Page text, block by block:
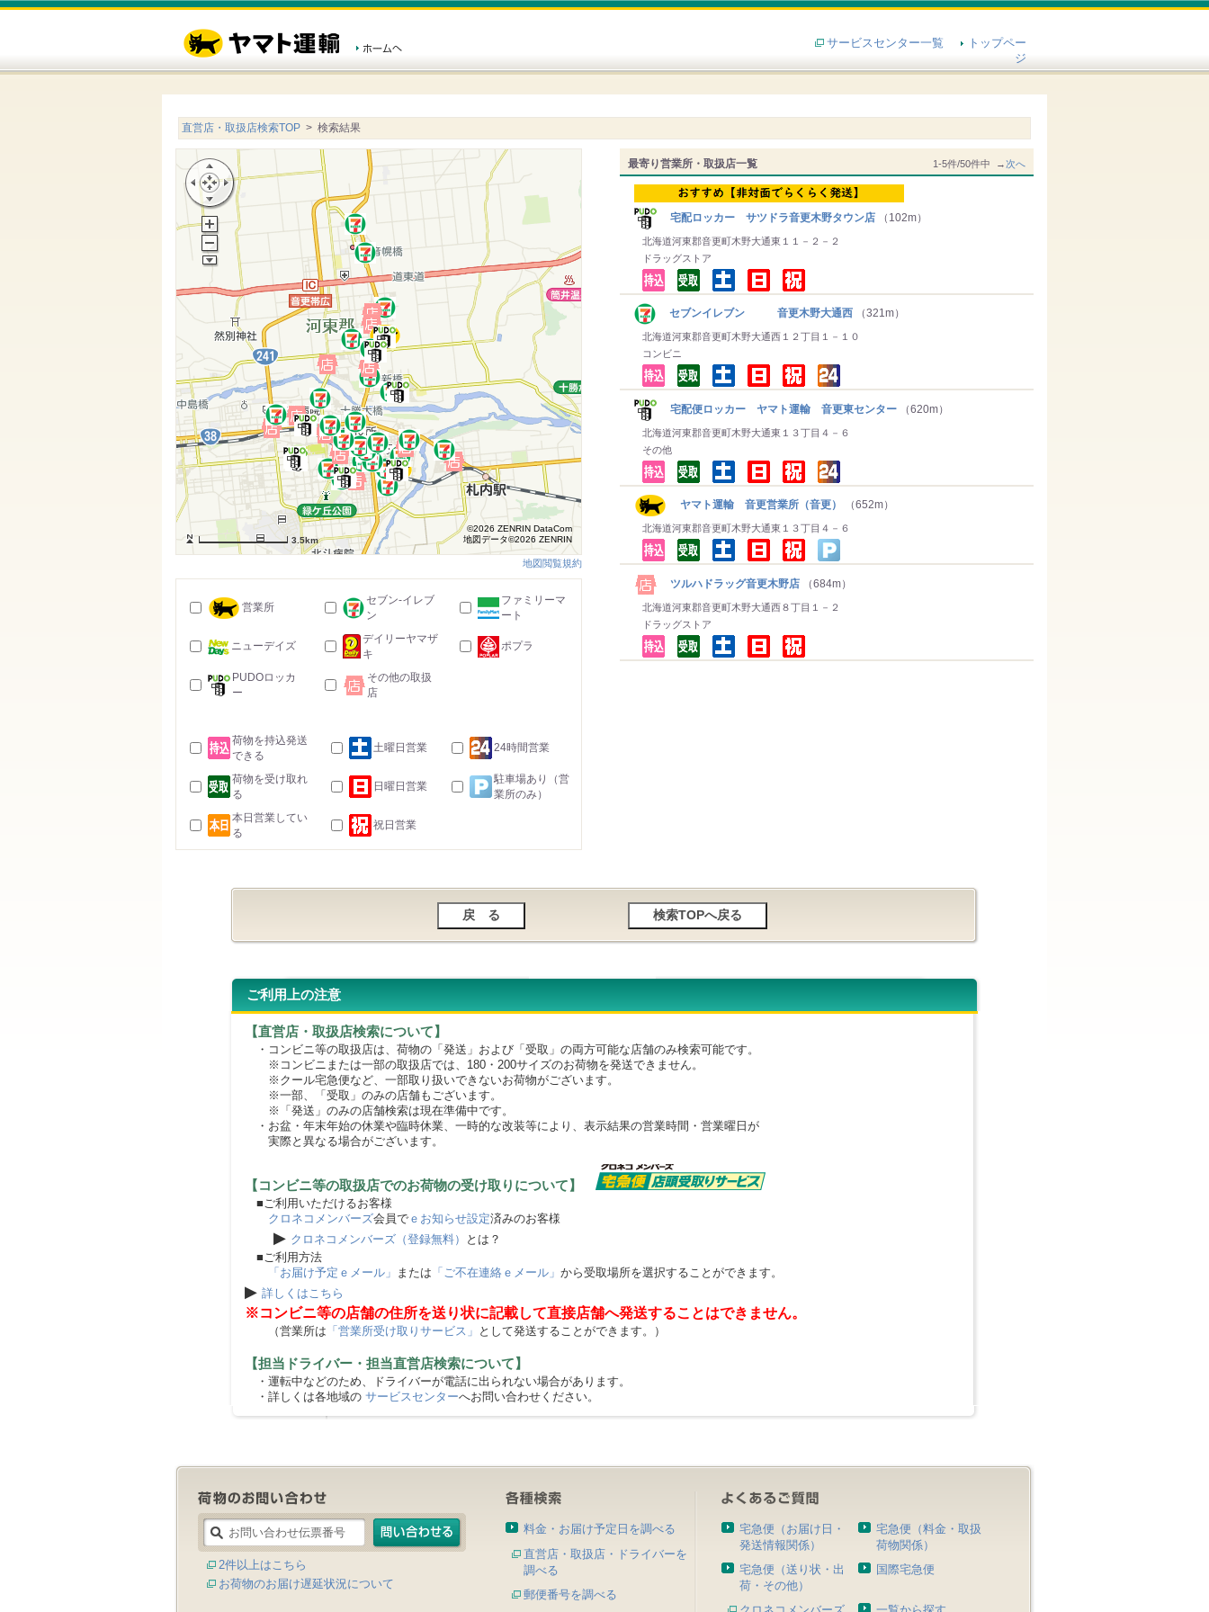
サービスセンター一覧
トップペー
ジ
直営店・取扱店検索TOP > 検索結果
最寄り営業所・取扱店一覧 1-5件/50件中 →次へ
宅配ロッカー サツドラ音更木野タウン店 （102m）
北海道河東郡音更町木野大通東１１－２－２
ドラッグストア
セブンイレブン 音更木野大通西 （321m）
北海道河東郡音更町木野大通西１２丁目１－１０
コンビニ
宅配便ロッカー ヤマト運輸 音更東センター （620m）
北海道河東郡音更町木野大通東１３丁目４－６
その他
ヤマト運輸 音更営業所（音更） （652m）
北海道河東郡音更町木野大通東１３丁目４－６
ツルハドラッグ音更木野店 （684m）
北海道河東郡音更町木野大通西８丁目１－２
ドラッグストア
3.5km
©2026 ZENRIN DataCom
地図データ©2026 ZENRIN
地図閲覧規約
営業所
セブン-イレブ
ン
ファミリーマ
ート
ニューデイズ
デイリーヤマザ
キ
ポプラ
PUDOロッカ
ー
その他の取扱
店
荷物を持込発送
できる
土曜日営業 24時間営業
荷物を受け取れ
る
日曜日営業
駐車場あり（営
業所のみ）
本日営業してい
る
祝日営業
ご利用上の注意
【直営店・取扱店検索について】
・コンビニ等の取扱店は、荷物の「発送」および「受取」の両方可能な店舗のみ検索可能です。
※コンビニまたは一部の取扱店では、180・200サイズのお荷物を発送できません。
※クール宅急便など、一部取り扱いできないお荷物がございます。
※一部、「受取」のみの店舗もございます。
※「発送」のみの店舗検索は現在準備中です。
・お盆・年末年始の休業や臨時休業、一時的な改装等により、表示結果の営業時間・営業曜日が
実際と異なる場合がございます。
【コンビニ等の取扱店でのお荷物の受け取りについて】
■ご利用いただけるお客様
クロネコメンバーズ会員で ｅお知らせ設定済みのお客様
▶ クロネコメンバーズ（登録無料）
とは？
■ご利用方法
「お届け予定ｅメール」 または 「ご不在連絡ｅメール」 から受取場所を選択することができます。
▶ 詳しくはこちら
※コンビニ等の店舗の住所を送り状に記載して直接店舗へ発送することはできません。
（営業所は 「営業所受け取りサービス」 として発送することができます。）
【担当ドライバー・担当直営店検索について】
・運転中などのため、ドライバーが電話に出られない場合があります。
・詳しくは各地域の サービスセンターへお問い合わせください。
2件以上はこちら
お荷物のお届け遅延状況について
料金・お届け予定日を調べる
直営店・取扱店・ドライバーを
調べる
郵便番号を調べる
宅急便（お届け日・
発送情報関係）
宅急便（料金・取扱
荷物関係）
宅急便（送り状・出
荷・その他）
国際宅急便